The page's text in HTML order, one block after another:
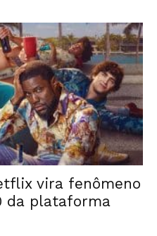
vira fenômeno
da plataforma